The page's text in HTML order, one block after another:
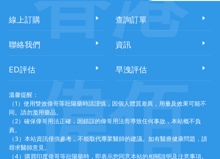
線上訂購 查詢訂單
聯絡我們 資訊
ED評估 早洩評估
溫馨提醒：
（1）使用雙效偉哥等壯陽藥時請謹慎，因個人體質差異，用量及效果可能不
同。請勿濫用藥品。
（2）確保偉哥用法正確，因錯誤的偉哥用法而導致任何事故，本站概不負
責。
（3）本站資訊僅供參考，不能取代專業醫師的建議。如有醫療健康問題，請
尋求醫師意見。
（4）購買印度偉哥等壯陽藥時，即表示您同意本站的相關說明及注意事項。
偉佰